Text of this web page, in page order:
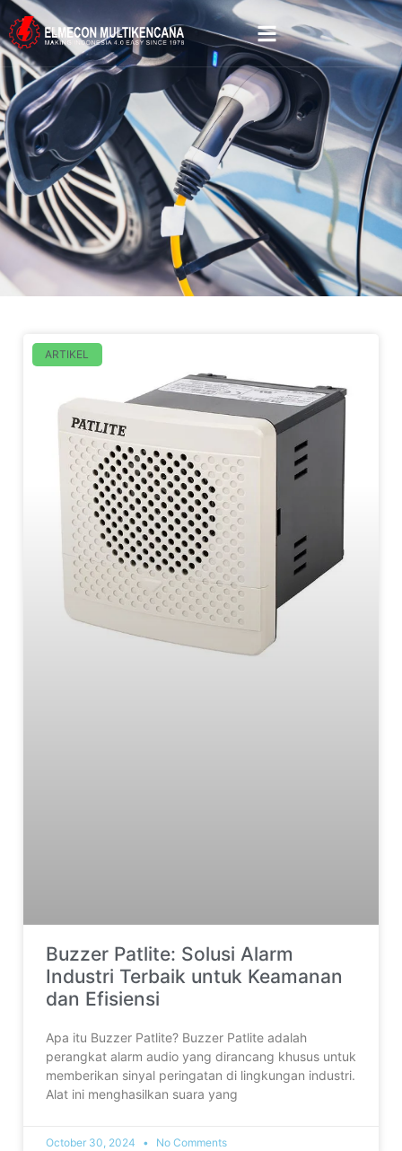
ARTIKEL
Buzzer Patlite: Solusi Alarm
Industri Terbaik untuk Keamanan
dan Efisiensi
Apa itu Buzzer Patlite? Buzzer Patlite adalah
perangkat alarm audio yang dirancang khusus untuk
memberikan sinyal peringatan di lingkungan industri.
Alat ini menghasilkan suara yang
October 30, 2024 No Comments